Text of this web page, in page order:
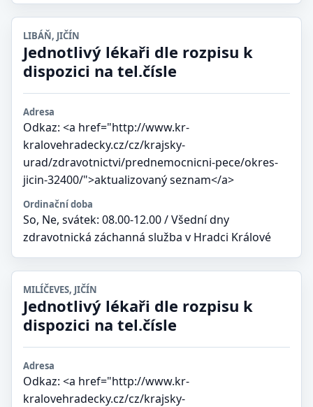
LIBÁŇ, JIČÍN
Jednotlivý lékaři dle rozpisu k
dispozici na tel.čísle
Adresa
Odkaz: <a href="http://www.kr-
kralovehradecky.cz/cz/krajsky-
urad/zdravotnictvi/prednemocnicni-pece/okres-
jicin-32400/">aktualizovaný seznam</a>
Ordinační doba
So, Ne, svátek: 08.00-12.00 / Všední dny
zdravotnická záchanná služba v Hradci Králové
MILÍČEVES, JIČÍN
Jednotlivý lékaři dle rozpisu k
dispozici na tel.čísle
Adresa
Odkaz: <a href="http://www.kr-
kralovehradecky.cz/cz/krajsky-